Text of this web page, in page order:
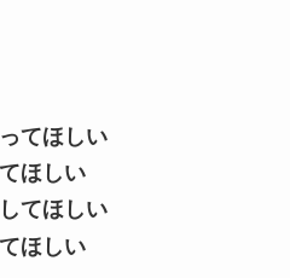
てほしい
ほしい
てほしい
ほしい